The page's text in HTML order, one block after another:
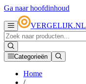
Ga naar hoofdinhoud
VERGELIJK.NL
Categorieën
Home